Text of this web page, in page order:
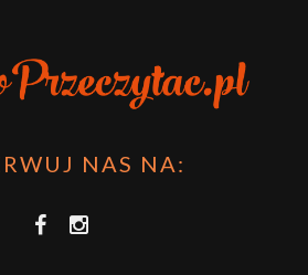
NAS NA: